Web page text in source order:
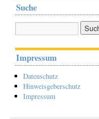
Suche
Impressum
Datenschutz
Hinweisgeberschutz
Impressum